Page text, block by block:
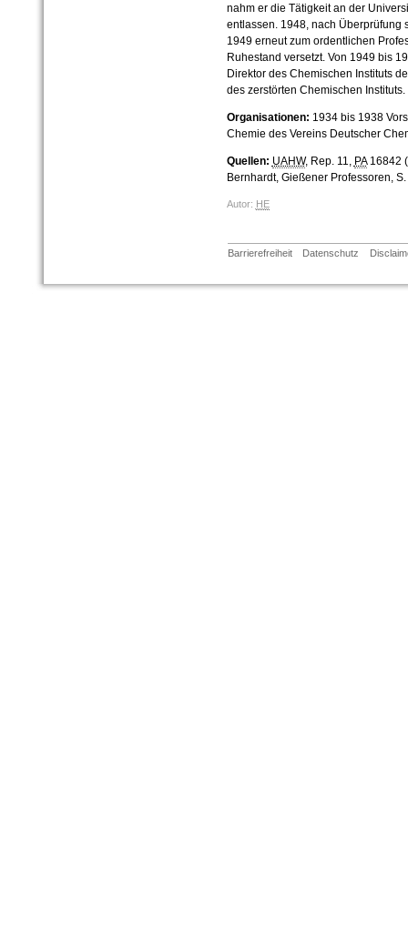
nahm er die Tätigkeit an der
entlassen. 1948, nach Überprüfung
1949 erneut zum ordentlichen
Ruhestand versetzt. Von 1949 bis
Direktor des Chemischen Instituts
des zerstörten Chemischen Instituts.
Organisationen: 1934 bis 1938
Chemie des Vereins Deutscher
Quellen: UAHW, Rep. 11, PA16842
Bernhardt, Gießener Professoren,
Autor: HE
Barrierefreiheit Datenschutz